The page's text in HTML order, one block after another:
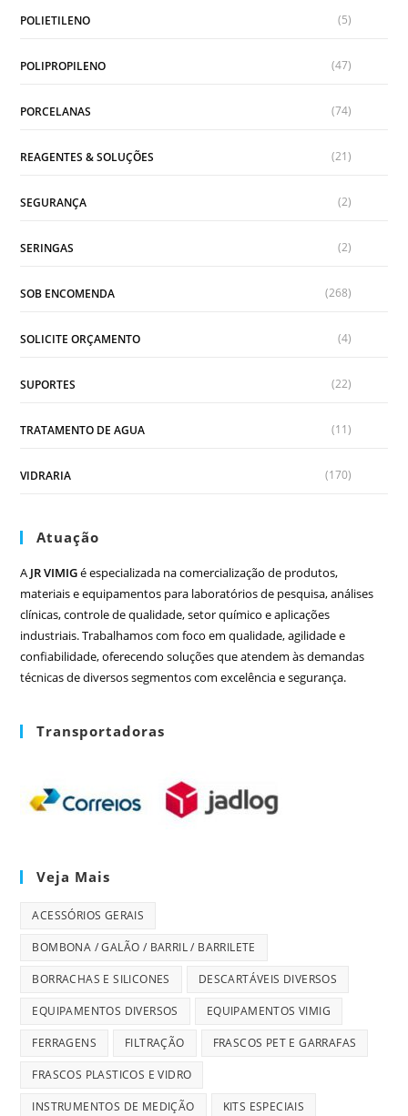
POLIETILENO (5)
POLIPROPILENO (47)
PORCELANAS (74)
REAGENTES & SOLUÇÕES (21)
SEGURANÇA (2)
SERINGAS (2)
SOB ENCOMENDA (268)
SOLICITE ORÇAMENTO (4)
SUPORTES (22)
TRATAMENTO DE AGUA (11)
VIDRARIA (170)
Atuação
A JR VIMIGé especializada na comercialização de produtos,
materiais e equipamentos para laboratórios de pesquisa, análises
clínicas, controle de qualidade, setor químico e aplicações
industriais. Trabalhamos com foco em qualidade, agilidade e
confiabilidade, oferecendo soluções que atendem às demandas
técnicas de diversos segmentos com excelência e segurança.
Transportadoras
Veja Mais
ACESSÓRIOS GERAIS
BOMBONA / GALÃO / BARRIL / BARRILETE
BORRACHAS E SILICONES DESCARTÁVEIS DIVERSOS
EQUIPAMENTOS DIVERSOS EQUIPAMENTOS VIMIG
FERRAGENS FILTRAÇÃO FRASCOS PET E GARRAFAS
FRASCOS PLASTICOS E VIDRO
INSTRUMENTOS DE MEDIÇÃO KITS ESPECIAIS